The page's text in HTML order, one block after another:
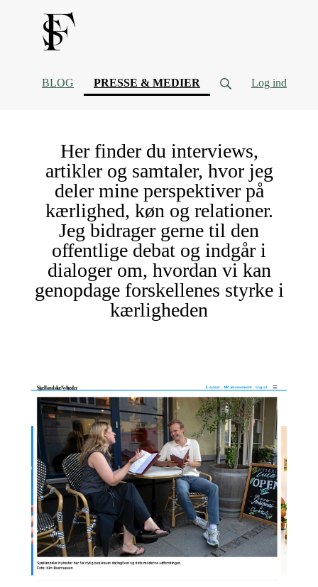
BLOG PRESSE & MEDIER (current) Log ind
Her finder du interviews,
artikler og samtaler, hvor jeg
deler mine perspektiver på
kærlighed, køn og relationer.
Jeg bidrager gerne til den
offentlige debat og indgår i
dialoger om, hvordan vi kan
genopdage forskellenes styrke i
kærligheden